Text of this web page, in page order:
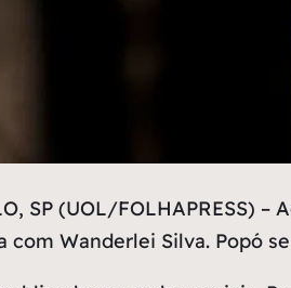
SP (UOL/FOLHAPRESS)
com Wanderlei Silva. Popó